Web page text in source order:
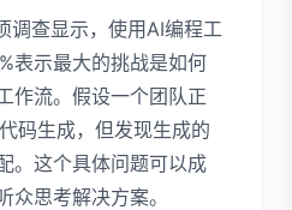
查显示，使用AI编程工
表示最大的挑战是如何
作流。假设一个团队正
码生成，但发现生成的
。这个具体问题可以成
众思考解决方案。